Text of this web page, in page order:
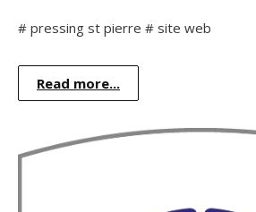
# pressing st pierre # site web
Read more...